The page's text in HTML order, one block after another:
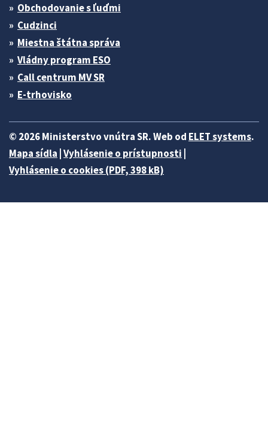
Obchodovanie s ľuďmi
Cudzinci
Miestna štátna správa
Vládny program ESO
Call centrum MV SR
E-trhovisko
© 2026 Ministerstvo vnútra SR. Web od ELET systems.
Mapa sídla Vyhlásenie o prístupnosti
Vyhlásenie o cookies (PDF, 398 kB)